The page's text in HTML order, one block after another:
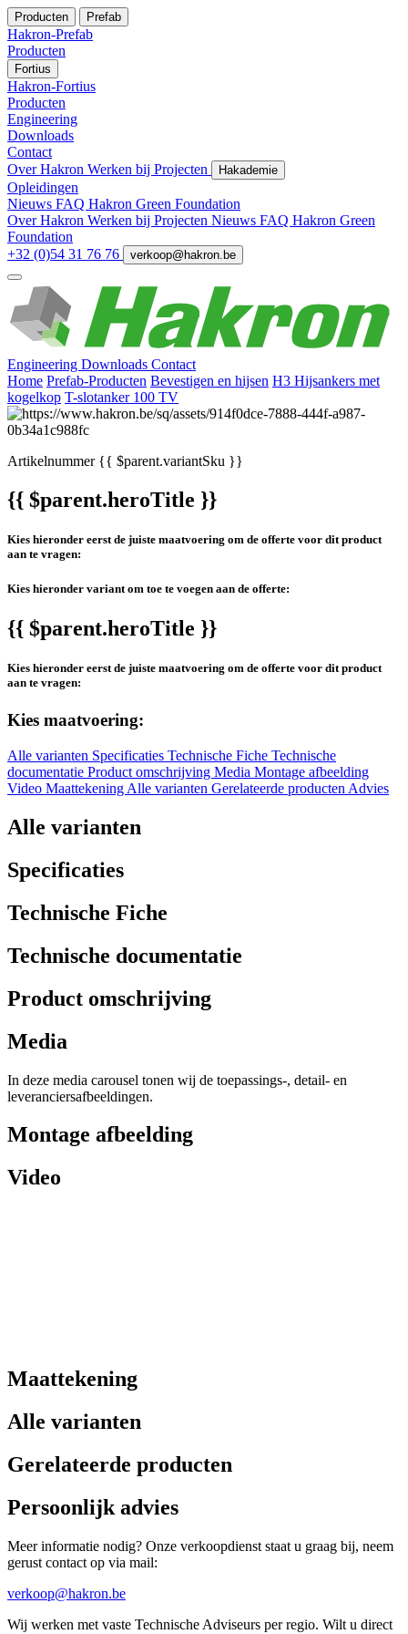
Producten Prefab
Hakron-Prefab
Producten
Fortius
Hakron-Fortius
Producten
Engineering
Downloads
Contact
Over Hakron Werken bij Projecten Hakademie
Opleidingen
Nieuws FAQ Hakron Green Foundation
Over Hakron Werken bij Projecten Nieuws FAQ Hakron Green
Foundation
+32 (0)54 31 76 76
verkoop@hakron.be
Engineering Downloads Contact
Home Prefab-Producten Bevestigen en hijsen H3 Hijsankers met
kogelkop T-slotanker 100 TV
Artikelnummer{{ $parent.variantSku }}
{{ $parent.heroTitle }}
Kies hieronder eerst de juiste maatvoering om de offerte voor dit product
aan te vragen:
Kies hieronder variant om toe te voegen aan de offerte:
{{ $parent.heroTitle }}
Kies hieronder eerst de juiste maatvoering om de offerte voor dit product
aan te vragen:
Kies maatvoering:
Alle varianten Specificaties Technische Fiche Technische
documentatie Product omschrijving Media Montage afbeelding
Video Maattekening Alle varianten Gerelateerde producten Advies
Alle varianten
Specificaties
Technische Fiche
Technische documentatie
Product omschrijving
Media
In deze media carousel tonen wij de toepassings-, detail- en
leveranciersafbeeldingen.
Montage afbeelding
Video
Maattekening
Alle varianten
Gerelateerde producten
Persoonlijk advies
Meer informatie nodig? Onze verkoopdienst staat u graag bij, neem
gerust contact op via mail:
verkoop@hakron.be
Wij werken met vaste Technische Adviseurs per regio. Wilt u direct